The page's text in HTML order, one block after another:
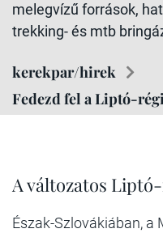
melegvízű források,
trekking- és mtb
kerekpar/hirek
Fedezd fel a Liptó-
A változatos
Észak-Szlovákiában, a